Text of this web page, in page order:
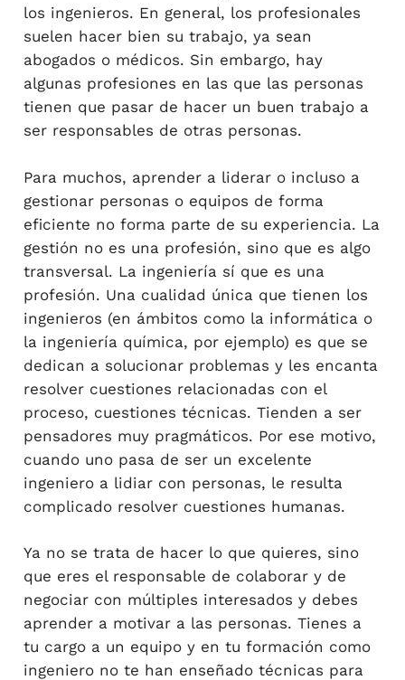
los ingenieros. En general, los profesionales
suelen hacer bien su trabajo, ya sean
abogados o médicos. Sin embargo, hay
algunas profesiones en las que las personas
tienen que pasar de hacer un buen trabajo a
ser responsables de otras personas.
Para muchos, aprender a liderar o incluso a
gestionar personas o equipos de forma
eficiente no forma parte de su experiencia. La
gestión no es una profesión, sino que es algo
transversal. La ingeniería sí que es una
profesión. Una cualidad única que tienen los
ingenieros (en ámbitos como la informática o
la ingeniería química, por ejemplo) es que se
dedican a solucionar problemas y les encanta
resolver cuestiones relacionadas con el
proceso, cuestiones técnicas. Tienden a ser
pensadores muy pragmáticos. Por ese motivo,
cuando uno pasa de ser un excelente
ingeniero a lidiar con personas, le resulta
complicado resolver cuestiones humanas.
Ya no se trata de hacer lo que quieres, sino
que eres el responsable de colaborar y de
negociar con múltiples interesados y debes
aprender a motivar a las personas. Tienes a
tu cargo a un equipo y en tu formación como
ingeniero no te han enseñado técnicas para